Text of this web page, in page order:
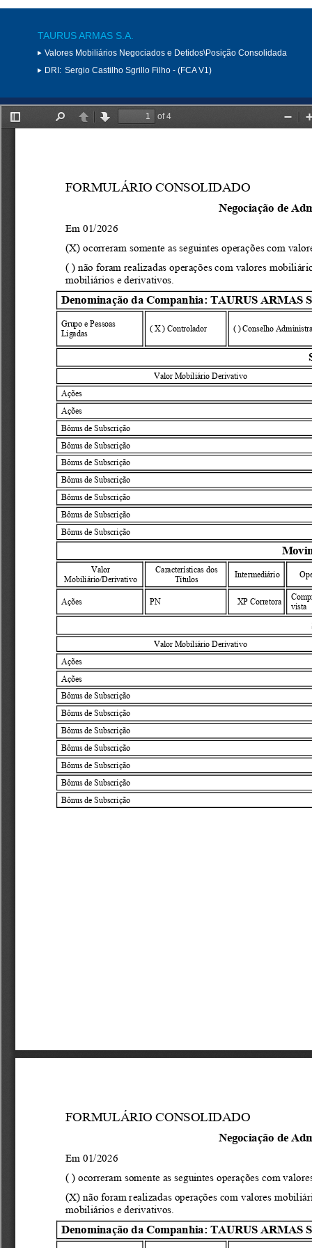
TAURUS ARMAS S.A.
Valores Mobiliários Negociados e Detidos\Posição Consolidada
DRI: Sergio Castilho Sgrillo Filho - (FCA V1)